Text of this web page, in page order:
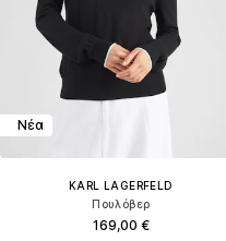
Νέα
KARL LAGERFELD
Πουλόβερ
169,00 €